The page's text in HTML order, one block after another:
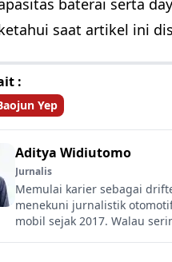
baterai serta
saat artikel ini
:
Yep
Aditya Widiutomo
Jurnalis
Memulai karier sebagai
menekuni jurnalistik
mobil sejak 2017. Walau